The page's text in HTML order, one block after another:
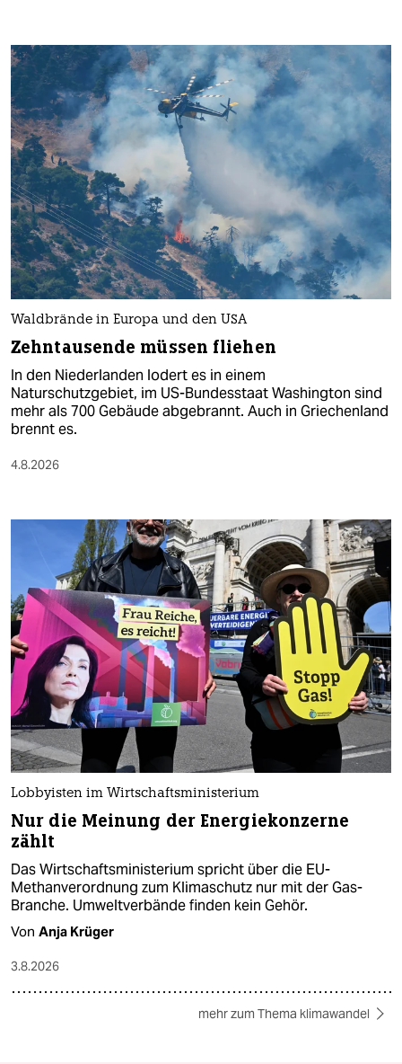
Waldbrände in Europa und den USA
Zehntausende müssen fliehen
In den Niederlanden lodert es in einem
Naturschutzgebiet, im US-Bundesstaat Washington sind
mehr als 700 Gebäude abgebrannt. Auch in Griechenland
brennt es.
4.8.2026
Lobbyisten im Wirtschaftsministerium
Nur die Meinung der Energiekonzerne
zählt
Das Wirtschaftsministerium spricht über die EU-
Methanverordnung zum Klimaschutz nur mit der Gas-
Branche. Umweltverbände finden kein Gehör.
Von Anja Krüger
3.8.2026
mehr zum Thema klimawandel